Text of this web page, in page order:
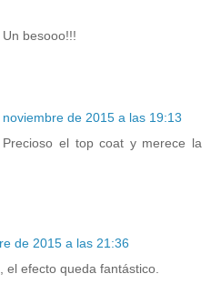
besooo!!!
de 2015 a las 19:13
Precioso el top coat y merece la
de 2015 a las 21:36
el efecto queda fantástico.